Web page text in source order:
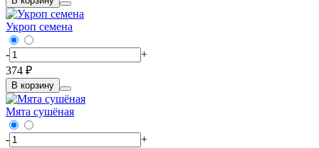
Укроп семена
-
+
374 ₽
В корзину
Мята сушёная
-
+